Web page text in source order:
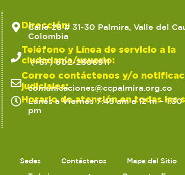
Dirección:
Calle 28 # 31-30 Palmira, Valle del
Colombia
Teléfono y Línea de servicio a la
ciudadanía/usuario:
(+57) 602-2806911
Correo contáctenos y/o
judiciales:
comunicaciones@ccpalmira.org.co
Horario de atención en todas las
Lunes a Viernes 7:45 am a 12 m –
pm
Sedes Contáctenos Mapa del Sitio